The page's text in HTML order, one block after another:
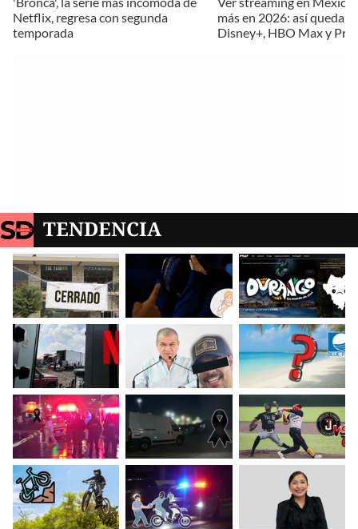
Netflix, regresa con segunda
temporada
más en 2026: así quedan
Disney+, HBO Max y
TENDENCIA